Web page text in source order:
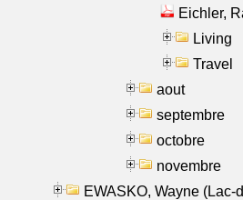
Eichler,
Living
Travel
aout
septembre
octobre
novembre
EWASKO, Wayne (Lac-